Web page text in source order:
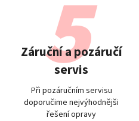
Záruční a pozáručí
servis
Při pozáručním servisu
doporučime nejvýhodnějši
řešení opravy